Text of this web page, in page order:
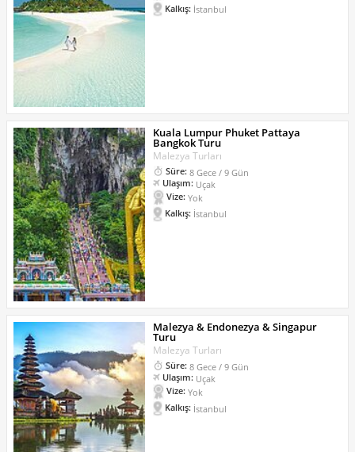
Kalkış: İstanbul
Kuala Lumpur Phuket Pattaya
Bangkok Turu
Malezya Turları
Süre: 8 Gece / 9 Gün
Ulaşım: Uçak
Vize: Yok
Kalkış: İstanbul
Malezya & Endonezya & Singapur
Turu
Malezya Turları
Süre: 8 Gece / 9 Gün
Ulaşım: Uçak
Vize: Yok
Kalkış: İstanbul